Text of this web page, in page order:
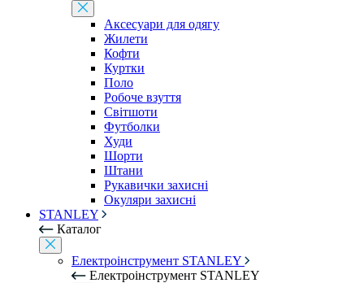
Аксесуари для одягу
Жилети
Кофти
Куртки
Поло
Робоче взуття
Світшоти
Футболки
Худи
Шорти
Штани
Рукавички захисні
Окуляри захисні
STANLEY
Каталог
Електроінструмент STANLEY
Електроінструмент STANLEY